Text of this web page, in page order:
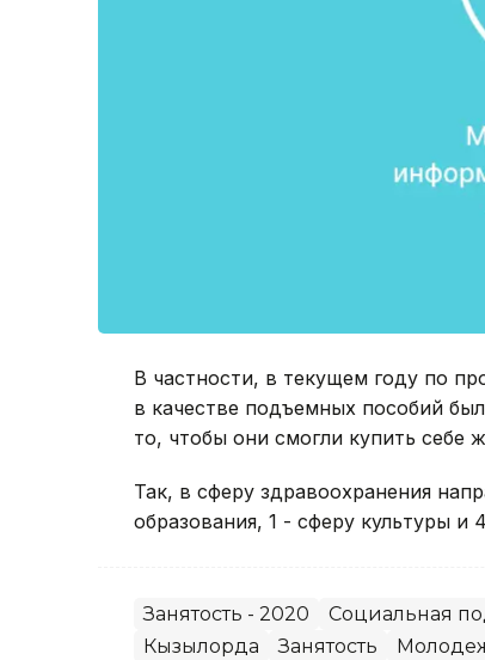
В частности, в текущем году по
в качестве подъемных пособий
то, чтобы они смогли купить себе
Так, в сферу здравоохранения
образования, 1 - сферу культуры и
Занятость - 2020 Социальная
Кызылорда
Занятость